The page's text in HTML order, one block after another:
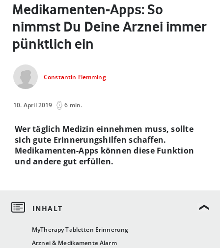
Medikamenten-Apps: So
nimmst Du Deine Arznei immer
pünktlich ein
Constantin Flemming
10. April 2019 6 min.
MyTherapy Tabletten Erinnerung
Arznei & Medikamente Alarm
Wer täglich Medizin einnehmen muss, sollte
sich gute Erinnerungshilfen schaffen.
Medikamenten-Apps können diese Funktion
und andere gut erfüllen.